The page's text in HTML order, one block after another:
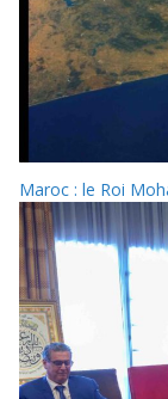
Maroc : le Roi